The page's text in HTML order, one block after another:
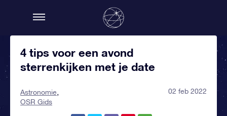
4 tips voor een avond
sterrenkijken met je date
Astronomie
OSR Gids
02 feb 2022